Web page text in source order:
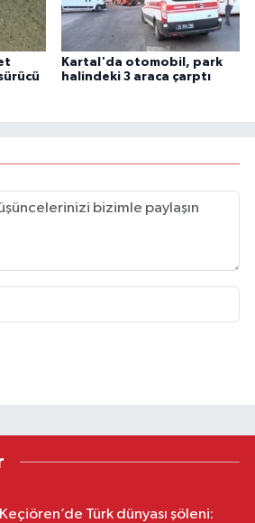
Kartal'da otomobil, park
halindeki 3 araca çarptı
Keçiören’de Türk dünyası şöleni: